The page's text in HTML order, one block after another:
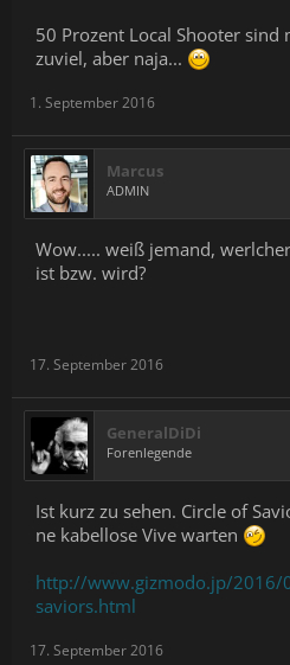
50 Prozent Local Shooter
zuviel, aber naja...
1. September 2016
Marcus
ADMIN
Wow..... weiß jemand,
ist bzw. wird?
17. September 2016
GeneralDiDi
Forenlegende
Ist kurz zu sehen. Circle of
ne kabellose Vive warten
http://www.gizmodo.jp/2016/
saviors.html
17. September 2016